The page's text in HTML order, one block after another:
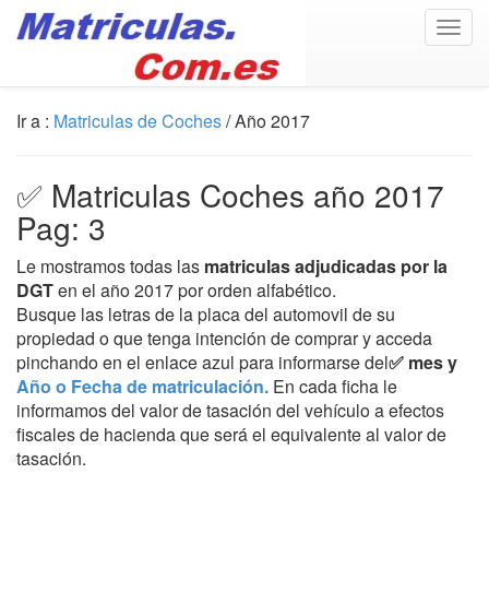
Ir a : Matriculas de Coches/ Año 2017
✅ Matriculas Coches año 2017
Pag: 3
Le mostramos todas las matriculas adjudicadas por la
DGTen el año 2017 por orden alfabético.
Busque las letras de la placa del automovil de su
propiedad o que tenga intención de comprar y acceda
pinchando en el enlace azul para informarse del✅ mes y
Año o Fecha de matriculación. En cada ficha le
informamos del valor de tasación del vehículo a efectos
fiscales de hacienda que será el equivalente al valor de
tasación.